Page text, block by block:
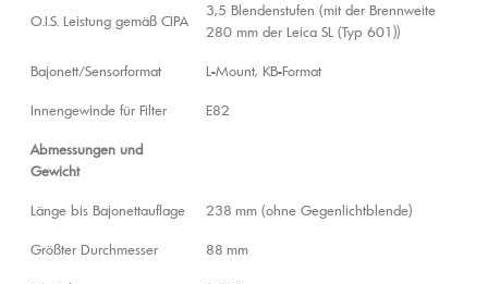
O.I.S. Leistung gemäß CIPA
3,5 Blendenstufen (mit der Brennweite
280 mm der Leica SL (Typ 601))
Bajonett/Sensorformat L-Mount, KB-Format
Innengewinde für Filter E82
Abmessungen und
Gewicht
Länge bis Bajonettauflage 238 mm (ohne Gegenlichtblende)
Größter Durchmesser 88 mm